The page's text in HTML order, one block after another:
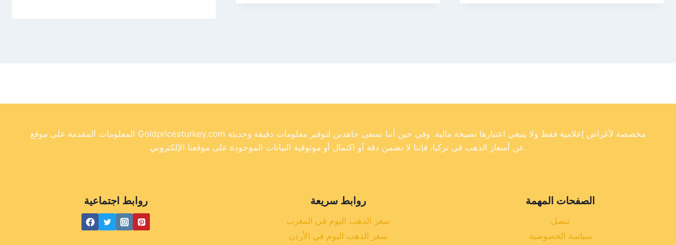
المعلومات المقدمة على موقع Goldpricesturkey.com مخصصة لأغراض إعلامية فقط ولا ينبغي اعتبارها نصيحة مالية. وفي حين أننا نسعى جاهدين لتوفير معلومات دقيقة وحديثة
عن أسعار الذهب في تركيا، فإننا لا نضمن دقة أو اكتمال أو موثوقية البيانات الموجودة على موقعنا الإلكتروني.
روابط اجتماعية روابط سريعة
سعر الذهب اليوم في المغرب
سعر الذهب اليوم في الأردن
الصفحات المهمة
تنصل
سياسة الخصوصية